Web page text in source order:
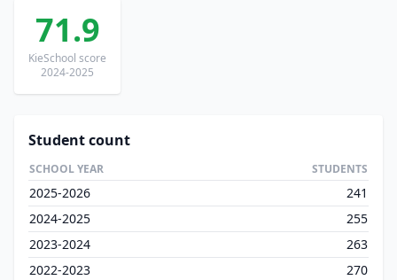
71.9
KieSchool score
2024-2025
Student count
SCHOOL YEAR STUDENTS
2025-2026
241
2024-2025
255
2023-2024
263
2022-2023
270